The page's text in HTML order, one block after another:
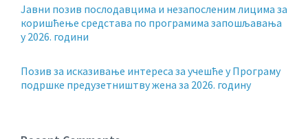
Јавни позив послодавцима и незапосленим лицима за
коришћење средстава по програмима запошљавања
у 2026. години
Позив за исказивање интереса за учешће у Програму
подршке предузетништву жена за 2026. годину